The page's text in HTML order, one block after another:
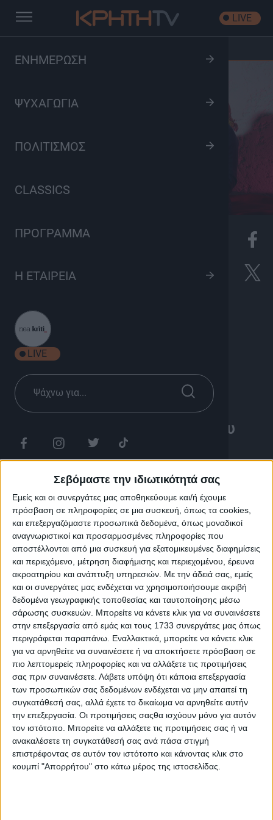
Σεβόμαστε την ιδιωτικότητά σας
Εμείς και οι συνεργάτες μας αποθηκεύουμε και/ή έχουμε
πρόσβαση σε πληροφορίες σε μια συσκευή, όπως τα cookies,
και επεξεργαζόμαστε προσωπικά δεδομένα, όπως μοναδικοί
αναγνωριστικοί και προσαρμοσμένες πληροφορίες που
αποστέλλονται από μια συσκευή για εξατομικευμένες διαφημίσεις
και περιεχόμενο, μέτρηση διαφήμισης και περιεχομένου, έρευνα
ακροατηρίου και ανάπτυξη υπηρεσιών. Με την άδειά σας, εμείς
και οι συνεργάτες μας ενδέχεται να χρησιμοποιήσουμε ακριβή
δεδομένα γεωγραφικής τοποθεσίας και ταυτοποίησης μέσω
σάρωσης συσκευών. Μπορείτε να κάνετε κλικ για να συναινέσετε
στην επεξεργασία από εμάς και τους 1733 συνεργάτες μας όπως
περιγράφεται παραπάνω. Εναλλακτικά, μπορείτε να κάνετε κλικ
για να αρνηθείτε να συναινέσετε ή να αποκτήσετε πρόσβαση σε
πιο λεπτομερείς πληροφορίες και να αλλάξετε τις προτιμήσεις
σας πριν συναινέσετε. Λάβετε υπόψη ότι κάποια επεξεργασία
των προσωπικών σας δεδομένων ενδέχεται να μην απαιτεί τη
συγκατάθεσή σας, αλλά έχετε το δικαίωμα να αρνηθείτε αυτήν
την επεξεργασία. Οι προτιμήσεις σαςθα ισχύουν μόνο για αυτόν
τον ιστότοπο. Μπορείτε να αλλάξετε τις προτιμήσεις σας ή να
ανακαλέσετε τη συγκατάθεσή σας ανά πάσα στιγμή
επιστρέφοντας σε αυτόν τον ιστότοπο και κάνοντας κλικ στο
κουμπί "Απορρήτου" στο κάτω μέρος της ιστοσελίδας.
ΕΝΗΜΕΡΩΣΗ
ΨΥΧΑΓΩΓΙΑ
ΠΟΛΙΤΙΣΜΟΣ
CLASSICS
ΠΡΟΓΡΑΜΜΑ
Η ΕΤΑΙΡΕΙΑ
LIVE
LIVE
K Πολιτισμός
Κρητών Αφηγήματα του
1h 00'
Κρητών Αφηγήματα του Γιώργου
Κυπριωτάκη
Η νέα δημιουργία του Γιώργου Κυπριωτάκη είναι μια
δραματοποιημένη αφήγηση επιλεγμένων διηγημάτων
της κρητικής πεζογραφίας για τις μέρες των
Χριστουγέννων και της Πρωτοχρονιάς, τα οποία μέχρι
σήμερα δεν είχαν γίνει γνωστά στο ευρύ κοινό.
Ο Γεώργιος Κυπριωτάκης μας συστήνεται ξανά με ένα
νέο δημιούργημα βγαλμένο από την κρητική παράδοση,
ανασύρθηκαν μικροί “θησαυροί” ,από την Κρητική
Πεζογραφία που παραπέμπουν στην γλώσσα και στο
ύφος του Αλέξανδρου Παπαδιαμάντη.
Τα διηγήματα παρουσιάζονται μέσα από αφηγήσεις του
Νίκου Λουκαδάκη, του Αντώνη Κουκλινού καθώς και
του ίδιου του σκηνοθέτη.
Οι παρουσιάσεις “ντύνονται” μουσικά από τον Αντώνη
Μανουσάκη, τον Στάθη Γιαλιτάκη, τον Αριστείδη
Κουτεντάκη, τον Νίκο Σκουτέλη και επίσης τον Γιάννη
Τσικνάκη.
Εικονολήπτης και βοηθός σκηνοθέτη ήταν ο Δαυίδ
Ανδριανάκης.
Ακούγονται τα διηγήματα των Μαραντή Γ. Καφφετζάκη,
Γιάννη Μαθιυδάκη και του Αντώνη Κουκλινού.
Οι Μαντινάδες που τραγουδήθηκαν είναι από την